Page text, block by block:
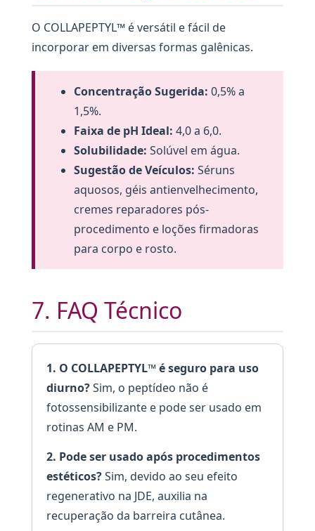
O COLLAPEPTYL™ é versátil e fácil de
incorporar em diversas formas galênicas.
Concentração Sugerida: 0,5% a
1,5%.
Faixa de pH Ideal: 4,0 a 6,0.
Solubilidade: Solúvel em água.
Sugestão de Veículos: Séruns
aquosos, géis antienvelhecimento,
cremes reparadores pós-
procedimento e loções firmadoras
para corpo e rosto.
7. FAQ Técnico
1. O COLLAPEPTYL™ é seguro para uso
diurno?Sim, o peptídeo não é
fotossensibilizante e pode ser usado em
rotinas AM e PM.
2. Pode ser usado após procedimentos
estéticos?Sim, devido ao seu efeito
regenerativo na JDE, auxilia na
recuperação da barreira cutânea.